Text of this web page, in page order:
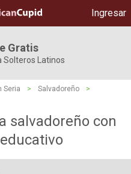
Ingresar
Gratis
Solteros Latinos
Seria > Salvadoreño
>
salvadoreño con